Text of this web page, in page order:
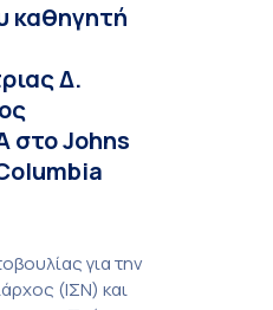
καθηγητή
Δ.
στο Johns
για την
(ΙΣΝ) και